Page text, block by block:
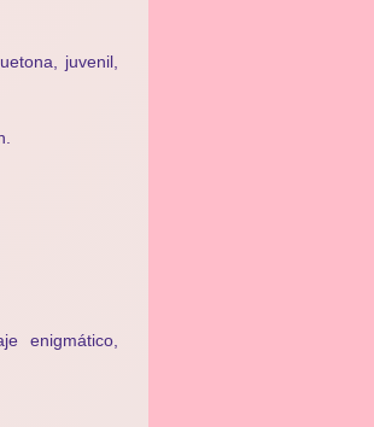
juvenil,
enigmático,